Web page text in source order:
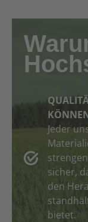
Jeder
sicher,
den
bietet.